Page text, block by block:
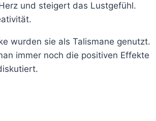
und steigert das Lustgefühl.
wurden sie als Talismane genutzt.
immer noch die positiven Effekte